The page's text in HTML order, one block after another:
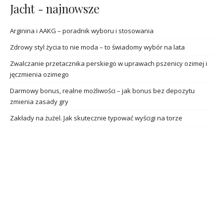
Jacht - najnowsze
Arginina i AAKG – poradnik wyboru i stosowania
Zdrowy styl życia to nie moda – to świadomy wybór na lata
Zwalczanie przetacznika perskiego w uprawach pszenicy ozimej i
jęczmienia ozimego
Darmowy bonus, realne możliwości – jak bonus bez depozytu
zmienia zasady gry
Zakłady na żużel. Jak skutecznie typować wyścigi na torze